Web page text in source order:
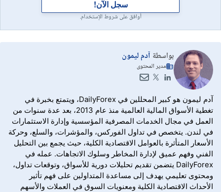
سجل الآن!
أوافق على شروط الإستخدام.
بواسطة آدم ليمون
مدير المحتوى
آدم ليمون هو كبير المحللين في DailyForex، ويتمتع بخبرة في
تغطية الأسواق المالية العالمية منذ عام 2013، بعد عدة سنوات من
العمل في مجال الخدمات المصرفية المؤسسية وإدارة الاستثمارات
في لندن. يتخصص في تداول الفوركس، والمؤشرات، والسلع، وحركة
الأسعار المتأثرة بالعوامل الاقتصادية الكلية، حيث يجمع بين التحليل
الفني وفهم عميق لإدارة المخاطر وسلوك الاتجاهات. عمله في
DailyForex يتضمن تقديم تحليلات دورية للأسواق، وتوقعات تداول،
ومحتوى تعليمي يهدف إلى مساعدة المتداولين على فهم تأثير
الأحداث الاقتصادية الكلية ومعنويات السوق في العملات والأسهم